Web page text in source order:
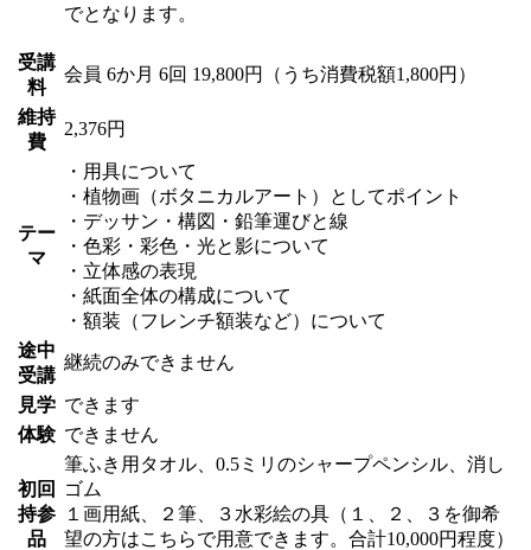
でとなります。
受講
料
会員 6か月 6回 19,800円（うち消費税額1,800円）
維持
費
2,376円
テー
マ
・用具について
・植物画（ボタニカルアート）としてポイント
・デッサン・構図・鉛筆運びと線
・色彩・彩色・光と影について
・立体感の表現
・紙面全体の構成について
・額装（フレンチ額装など）について
途中
受講
継続のみできません
見学 できます
体験 できません
初回
持参
品
筆ふき用タオル、0.5ミリのシャープペンシル、消し
ゴム
１画用紙、２筆、３水彩絵の具（１、２、３を御希
望の方はこちらで用意できます。合計10,000円程度）